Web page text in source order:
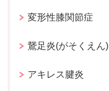
変形性膝関節症
鵞足炎(がそくえん)
アキレス腱炎